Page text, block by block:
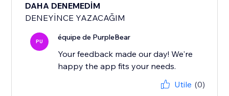
DAHA DENEMEDİM
DENEYİNCE YAZACAĞIM
PU équipe de PurpleBear
Your feedback made our day! We're
happy the app fits your needs.
Utile (0)